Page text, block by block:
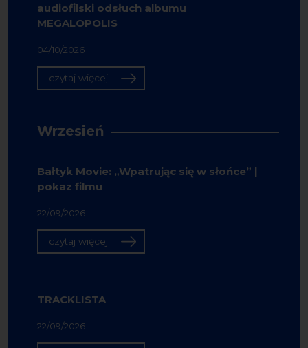
audiofilski odsłuch albumu
MEGALOPOLIS
04/10/2026
czytaj więcej
Wrzesień
Bałtyk Movie: „Wpatrując się w słońce” |
pokaz filmu
22/09/2026
czytaj więcej
TRACKLISTA
22/09/2026